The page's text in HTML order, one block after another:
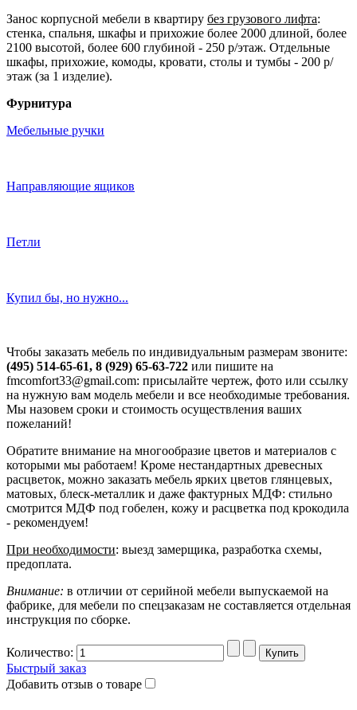
Занос корпусной мебели в квартиру без грузового лифта:
стенка, спальня, шкафы и прихожие более 2000 длиной, более
2100 высотой, более 600 глубиной - 250 р/этаж. Отдельные
шкафы, прихожие, комоды, кровати, столы и тумбы - 200 р/
этаж (за 1 изделие).
Фурнитура
Мебельные ручки
Направляющие ящиков
Петли
Купил бы, но нужно...
Чтобы заказать мебель по индивидуальным размерам звоните:
(495) 514-65-61, 8 (929) 65-63-722 или пишите на
fmcomfort33@gmail.com: присылайте чертеж, фото или ссылку
на нужную вам модель мебели и все необходимые требования.
Мы назовем сроки и стоимость осуществления ваших
пожеланий!
Обратите внимание на многообразие цветов и материалов с
которыми мы работаем! Кроме нестандартных древесных
расцветок, можно заказать мебель ярких цветов глянцевых,
матовых, блеск-металлик и даже фактурных МДФ: стильно
смотрится МДФ под гобелен, кожу и расцветка под крокодила
- рекомендуем!
При необходимости: выезд замерщика, разработка схемы,
предоплата.
Внимание: в отличии от серийной мебели выпускаемой на
фабрике, для мебели по спецзаказам не составляется отдельная
инструкция по сборке.
Количество:
Быстрый заказ
Добавить отзыв о товаре